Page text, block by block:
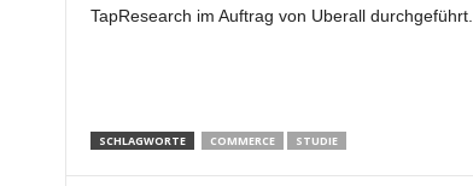
TapResearch im Auftrag von Uberall durchgeführt.
SCHLAGWORTE COMMERCE STUDIE